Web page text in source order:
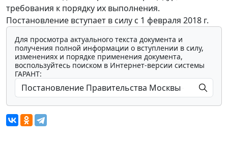
требования к порядку их выполнения.
Постановление вступает в силу с 1 февраля 2018 г.
Для просмотра актуального текста документа и
получения полной информации о вступлении в силу,
изменениях и порядке применения документа,
воспользуйтесь поиском в Интернет-версии системы
ГАРАНТ: